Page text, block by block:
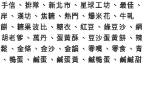
手信 、 排隊 、 新北市 、 星球工坊 、 最佳 、
、 漢坊 、 焦糖 、 熱門 、 爆米花 、 牛軋
、 糖果波比 、 糖衣 、 紅豆 、 綠豆沙 、 網
胡老爹 、 萬丹 、 蛋黃酥 、 豆沙蛋黃餅 、 辣
、 金條 、 金沙 、 金韻 、 零嘴 、 零食 、 青
、 鴨蛋 、 鹹蛋 、 鹹蛋黃 、 鹹鴨蛋 、 鹹鹹甜